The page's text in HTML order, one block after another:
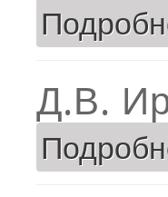
Д.В.